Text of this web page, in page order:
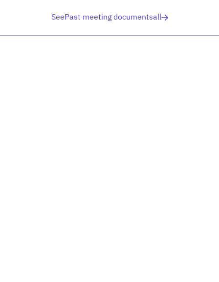
SeePast meeting documentsall